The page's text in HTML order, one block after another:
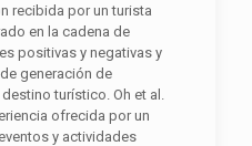
recibida por un turista
en la cadena de
positivas y negativas y
generación de
turístico. Oh et al.
ofrecida por un
y actividades